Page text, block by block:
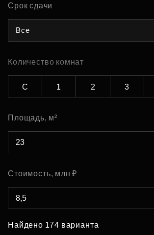
Срок сдачи
Все
Количество комнат
С 1 2 3
Площадь, м²
Стоимость, млн ₽
Найдено 174 варианта